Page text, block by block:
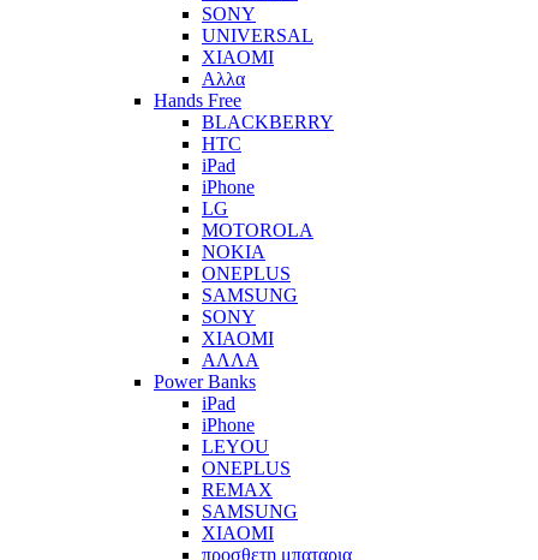
SONY
UNIVERSAL
XIAOMI
Αλλα
Hands Free
BLACKBERRY
HTC
iPad
iPhone
LG
MOTOROLA
NOKIA
ONEPLUS
SAMSUNG
SONY
XIAOMI
ΑΛΛΑ
Power Banks
iPad
iPhone
LEYOU
ONEPLUS
REMAX
SAMSUNG
XIAOMI
προσθετη μπαταρια